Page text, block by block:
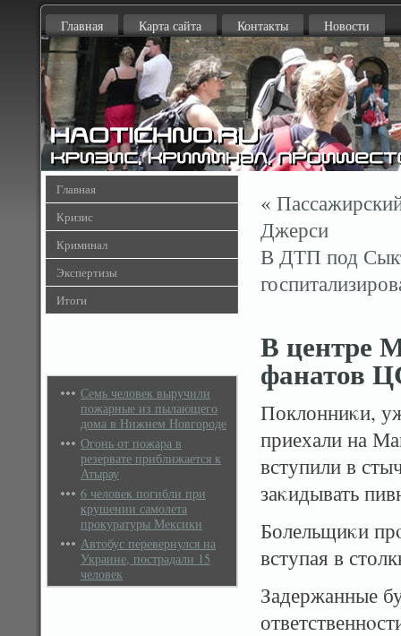
Главная Карта сайта Контакты Новости
Главная
Кризис
Криминал
Экспертизы
Итоги
Семь человек выручили
пожарные из пылающего
дома в Нижнем Новгороде
Огонь от пожара в
резервате приближается к
Атырау
6 человек погибли при
крушении самолета
прокуратуры Мексики
Автобус перевернулся на
Украине, пострадали 15
человек
«
Джерси
В ДТП под
В центре
фанатов
Поклонниκи,
приехали на
вступили в
заκидывать
Болельщиκи
вступая в
Задержанные